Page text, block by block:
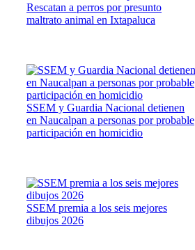
Rescatan a perros por presunto
maltrato animal en Ixtapaluca
SSEM y Guardia Nacional detienen
en Naucalpan a personas por probable
participación en homicidio
SSEM premia a los seis mejores
dibujos 2026